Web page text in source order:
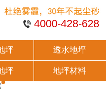
4000-428-628
坪 透水地坪
坪 地坪材料